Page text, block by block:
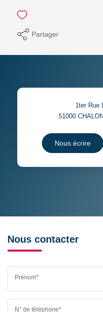
Partager
1ter Rue
51000
Nous écrire
Nous contacter
Prénom*
N° de téléphone*